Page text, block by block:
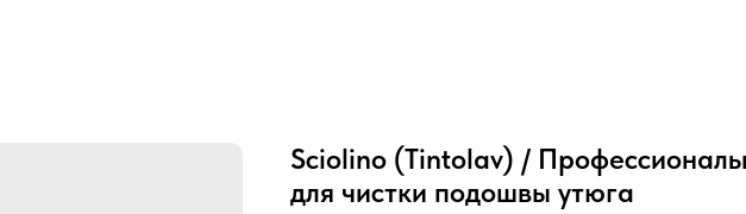
Sciolino (Tintolav) /
для чистки подошвы утюга